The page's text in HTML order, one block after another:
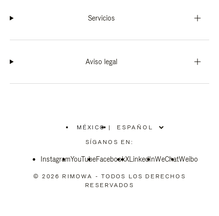
Servicios
Aviso legal
MÉXICO
ELIGE
LA
|
SÍGANOS EN:
InstagramYouTubeFacebookXLinkedInWeChatWeibo
© 2026 RIMOWA - TODOS LOS DERECHOS
RESERVADOS